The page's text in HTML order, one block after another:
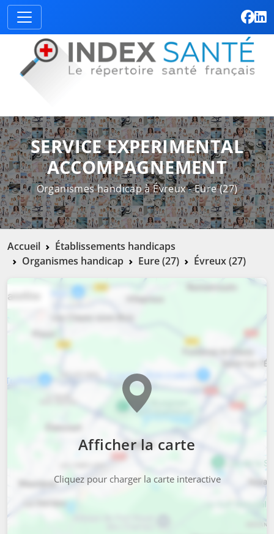
SERVICE EXPERIMENTAL
ACCOMPAGNEMENT
Organismes handicap à Évreux - Eure (27)
Accueil
Établissements handicaps
Organismes handicap
Eure (27) Évreux (27)
Afficher la carte
Cliquez pour charger la carte interactive